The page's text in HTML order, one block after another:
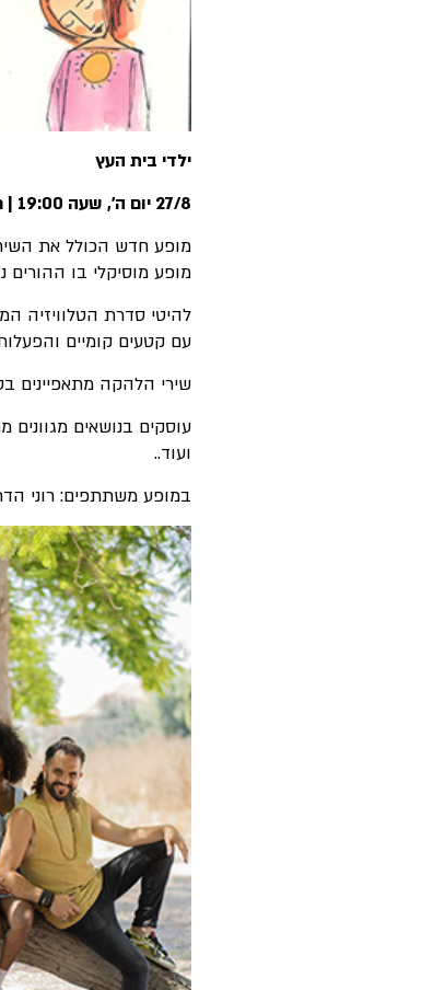
ילדי בית העץ
27/8 יום ה', שעה 19:00 | רחבת תיאטרון חיפה
מופע חדש הכולל את
מופע מוסיקלי בו ההורים
להיטי סדרת הטלוויזיה
עם קטעים קומיים
שירי הלהקה מתאפיינים
עוסקים בנושאים
ועוד..
במופע משתתפים: רוני